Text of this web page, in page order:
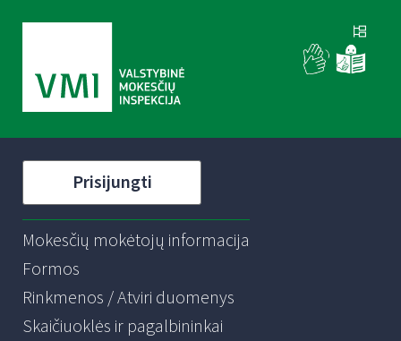
Prisijungti
Mokesčių mokėtojų informacija
Formos
Rinkmenos / Atviri duomenys
Skaičiuoklės ir pagalbininkai